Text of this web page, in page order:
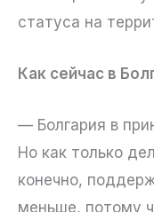
статуса на
Как сейчас в
— Болгария в
Но как только
конечно,
меньше, потому